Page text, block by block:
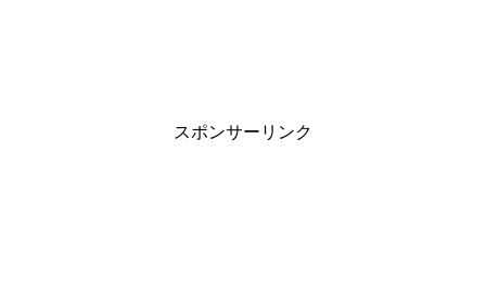
スポンサーリンク